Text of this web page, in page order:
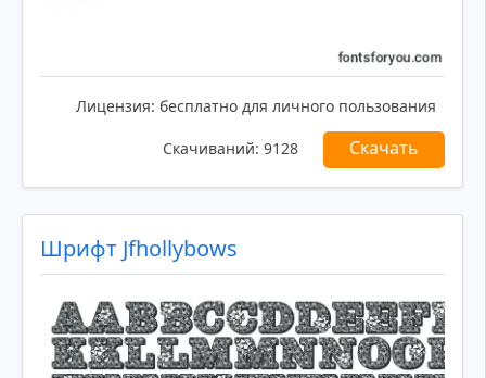
Лицензия: бесплатно для личного пользования
Скачиваний: 9128 Скачать
Шрифт Jfhollybows